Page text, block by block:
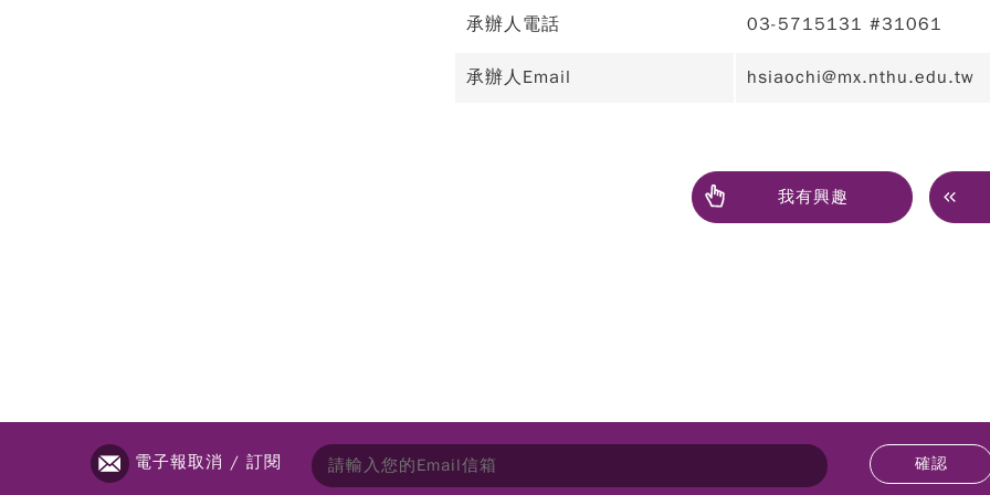
承辦人電話 03-5715131 #31061
承辦人Email hsiaochi@mx.nthu.edu.tw
我有興趣
電子報取消 / 訂閱 確認